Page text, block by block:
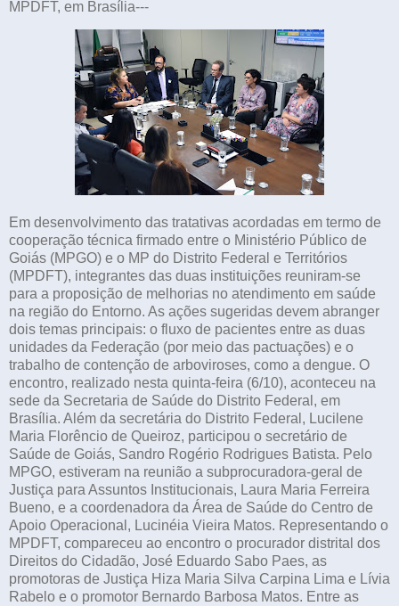
MPDFT, em Brasília---
Em desenvolvimento das tratativas acordadas em termo de
cooperação técnica firmado entre o Ministério Público de
Goiás (MPGO) e o MP do Distrito Federal e Territórios
(MPDFT), integrantes das duas instituições reuniram-se
para a proposição de melhorias no atendimento em saúde
na região do Entorno. As ações sugeridas devem abranger
dois temas principais: o fluxo de pacientes entre as duas
unidades da Federação (por meio das pactuações) e o
trabalho de contenção de arboviroses, como a dengue. O
encontro, realizado nesta quinta-feira (6/10), aconteceu na
sede da Secretaria de Saúde do Distrito Federal, em
Brasília. Além da secretária do Distrito Federal, Lucilene
Maria Florêncio de Queiroz, participou o secretário de
Saúde de Goiás, Sandro Rogério Rodrigues Batista. Pelo
MPGO, estiveram na reunião a subprocuradora-geral de
Justiça para Assuntos Institucionais, Laura Maria Ferreira
Bueno, e a coordenadora da Área de Saúde do Centro de
Apoio Operacional, Lucinéia Vieira Matos. Representando o
MPDFT, compareceu ao encontro o procurador distrital dos
Direitos do Cidadão, José Eduardo Sabo Paes, as
promotoras de Justiça Hiza Maria Silva Carpina Lima e Lívia
Rabelo e o promotor Bernardo Barbosa Matos. Entre as